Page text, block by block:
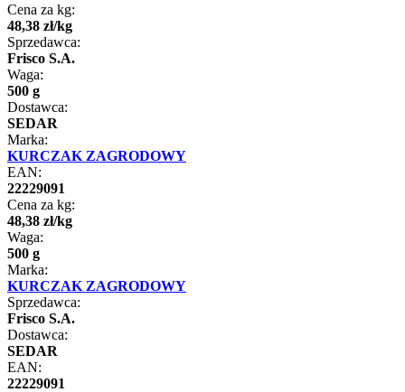
Cena za kg:
48,38 zł/kg
Sprzedawca:
Frisco S.A.
Waga:
500 g
Dostawca:
SEDAR
Marka:
KURCZAK ZAGRODOWY
EAN:
22229091
Cena za kg:
48,38 zł/kg
Waga:
500 g
Marka:
KURCZAK ZAGRODOWY
Sprzedawca:
Frisco S.A.
Dostawca:
SEDAR
EAN:
22229091